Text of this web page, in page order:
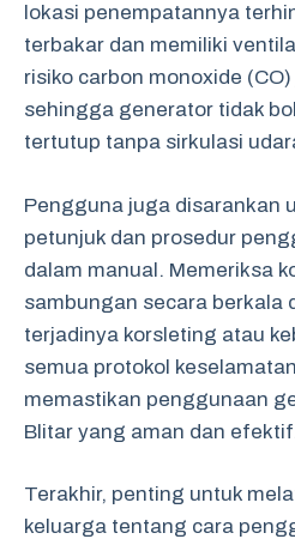
lokasi penempatannya
terbakar dan memiliki
risiko carbon monoxide
sehingga generator tidak
tertutup tanpa sirkulasi
Pengguna juga disarankan
petunjuk dan prosedur
dalam manual. Memeriksa
sambungan secara berkala
terjadinya korsleting atau
semua protokol
memastikan penggunaan
Blitar yang aman dan
Terakhir, penting untuk
keluarga tentang cara